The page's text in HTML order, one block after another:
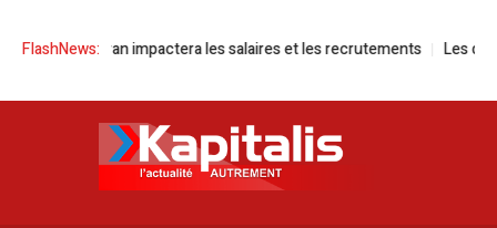
FlashNews:
en Iran impactera les salaires et les recrutements Les dessous de